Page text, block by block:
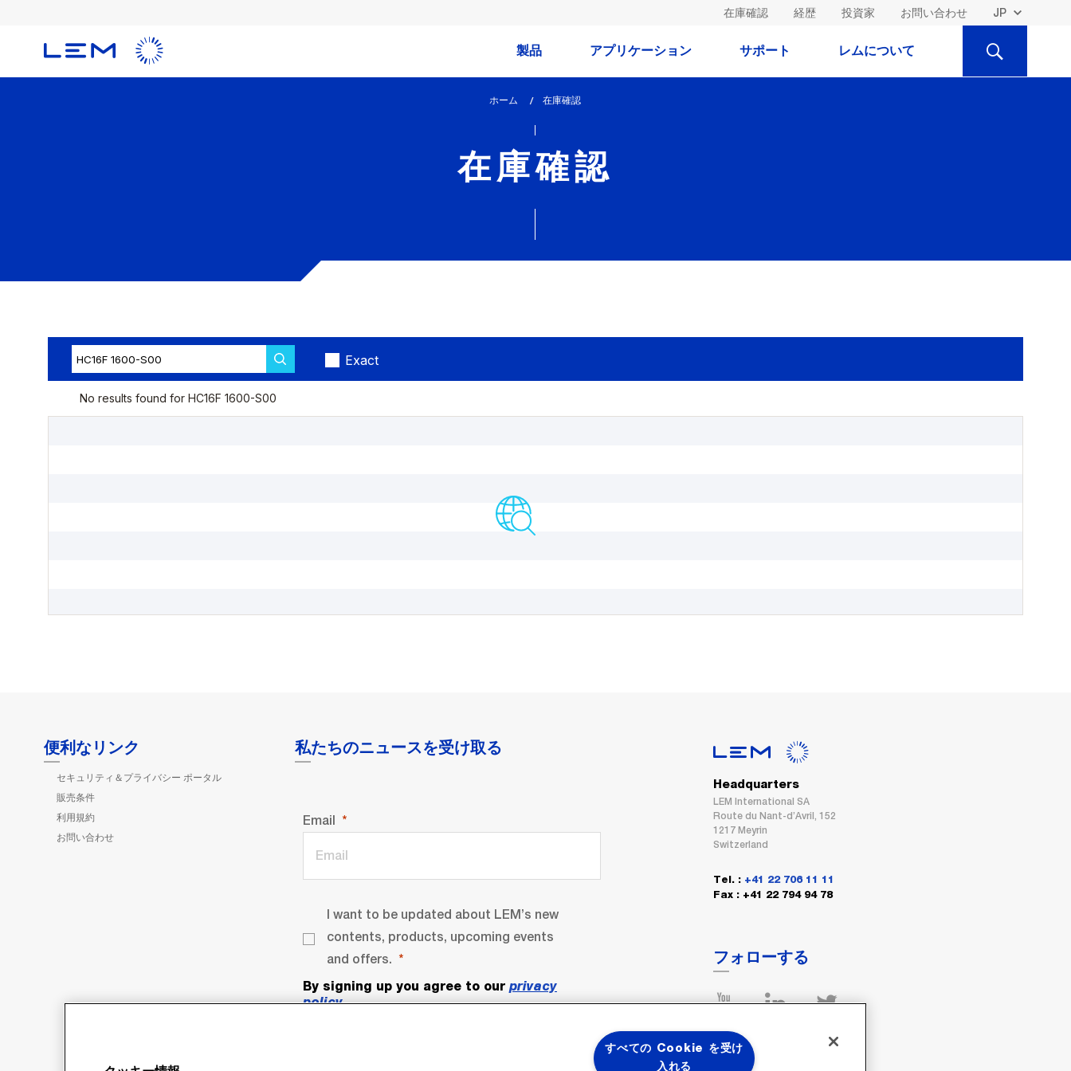
在庫確認 経歴 投資家 お問い合わせ
製品 アプリケーション サポート レムについて
検
ホーム
lem_current_page
在庫確認
在庫確認
便利なリンク
セキュリティ＆プライバシー ポータル
販売条件
利用規約
お問い合わせ
私たちのニュースを受け取る
Email
I want to be updated about LEM’s new
contents, products, upcoming events
and offers.
By signing up you agree to our privacy
policy.
Headquarters
LEM International SA
Route du Nant-d’Avril, 152
1217 Meyrin
Switzerland
Tel. : +41 22 706 11 11
Fax : +41 22 794 94 78
フォローする
すべての Cookie を受け
入れる